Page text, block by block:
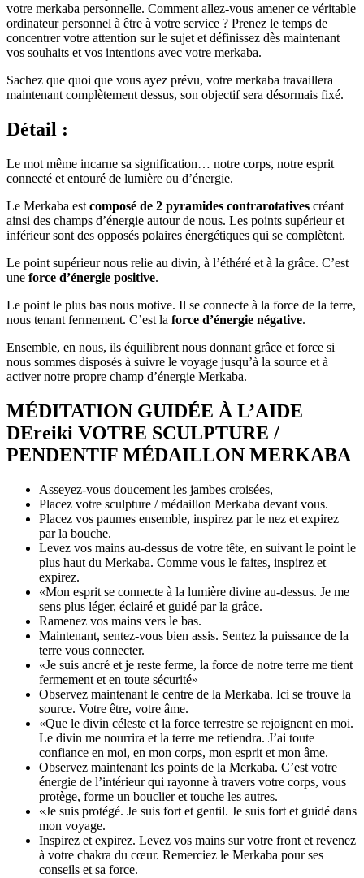
votre merkaba personnelle. Comment allez-vous amener ce véritable
ordinateur personnel à être à votre service ? Prenez le temps de
concentrer votre attention sur le sujet et définissez dès maintenant
vos souhaits et vos intentions avec votre merkaba.
Sachez que quoi que vous ayez prévu, votre merkaba travaillera
maintenant complètement dessus, son objectif sera désormais fixé.
Détail :
Le mot même incarne sa signification… notre corps, notre esprit
connecté et entouré de lumière ou d’énergie.
Le Merkaba est composé de 2 pyramides contrarotatives créant
ainsi des champs d’énergie autour de nous. Les points supérieur et
inférieur sont des opposés polaires énergétiques qui se complètent.
Le point supérieur nous relie au divin, à l’éthéré et à la grâce. C’est
une force d’énergie positive.
Le point le plus bas nous motive. Il se connecte à la force de la terre,
nous tenant fermement. C’est la force d’énergie négative.
Ensemble, en nous, ils équilibrent nous donnant grâce et force si
nous sommes disposés à suivre le voyage jusqu’à la source et à
activer notre propre champ d’énergie Merkaba.
MÉDITATION GUIDÉE À L’AIDE
DEreiki VOTRE SCULPTURE /
PENDENTIF MÉDAILLON MERKABA
Asseyez-vous doucement les jambes croisées,
Placez votre sculpture / médaillon Merkaba devant vous.
Placez vos paumes ensemble, inspirez par le nez et expirez
par la bouche.
Levez vos mains au-dessus de votre tête, en suivant le point le
plus haut du Merkaba. Comme vous le faites, inspirez et
expirez.
«Mon esprit se connecte à la lumière divine au-dessus. Je me
sens plus léger, éclairé et guidé par la grâce.
Ramenez vos mains vers le bas.
Maintenant, sentez-vous bien assis. Sentez la puissance de la
terre vous connecter.
«Je suis ancré et je reste ferme, la force de notre terre me tient
fermement et en toute sécurité»
Observez maintenant le centre de la Merkaba. Ici se trouve la
source. Votre être, votre âme.
«Que le divin céleste et la force terrestre se rejoignent en moi.
Le divin me nourrira et la terre me retiendra. J’ai toute
confiance en moi, en mon corps, mon esprit et mon âme.
Observez maintenant les points de la Merkaba. C’est votre
énergie de l’intérieur qui rayonne à travers votre corps, vous
protège, forme un bouclier et touche les autres.
«Je suis protégé. Je suis fort et gentil. Je suis fort et guidé dans
mon voyage.
Inspirez et expirez. Levez vos mains sur votre front et revenez
à votre chakra du cœur. Remerciez le Merkaba pour ses
conseils et sa force.